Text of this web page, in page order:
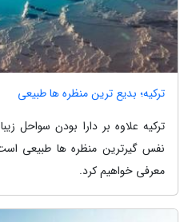
ترکیه؛ بدیع ترین منظره ها طبیعی
ترکیه علاوه بر دارا بودن سواحل
نفس گیرترین منظره ها طبیعی
معرفی خواهیم کرد.